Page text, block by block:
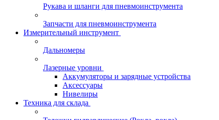
Рукава и шланги для пневмоинструмента
Запчасти для пневмоинструмента
Измерительный инструмент
Дальномеры
Лазерные уровни
Аккумуляторы и зарядные устройства
Аксессуары
Нивелиры
Техника для склада